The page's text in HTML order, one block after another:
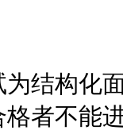
构化面
者不能